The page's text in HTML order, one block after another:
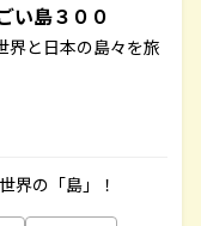
い島３００
界と日本の島々を旅
界の「島」！